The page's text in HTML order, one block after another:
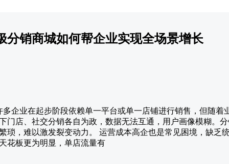
分销商城如何帮企业实现全场景增长
企业在起步阶段依赖单一平台或单一店铺进行销售，但随着
门店、社交分销各自为政，数据无法互通，用户画像模糊。
琐，难以激发裂变动力。 运营成本高企也是常见困境，缺乏
花板更为明显，单店流量有